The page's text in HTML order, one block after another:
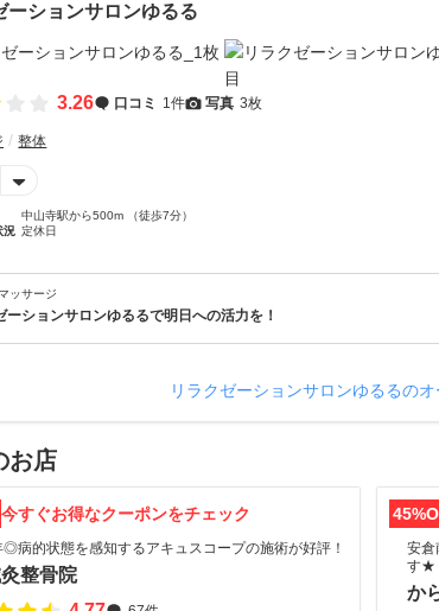
ーションサロンゆるる
3.26 口コミ 1件 写真 3枚
整体
中山寺駅から500m （徒歩7分）
況 定休日
ッサージ
ーションサロンゆるるで明日への活力を！
リラクゼーションサロンゆるるの
お店
今すぐお得なクーポンをチェック
◎病的状態を感知するアキュスコープの施術が好評！
整骨院
安倉
す★
か